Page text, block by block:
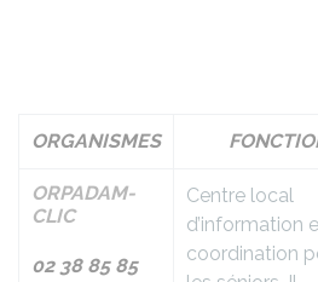
ORGANISMES
ORPADAM-
CLIC
02 38 85 85
Centre local
d’information
coordination